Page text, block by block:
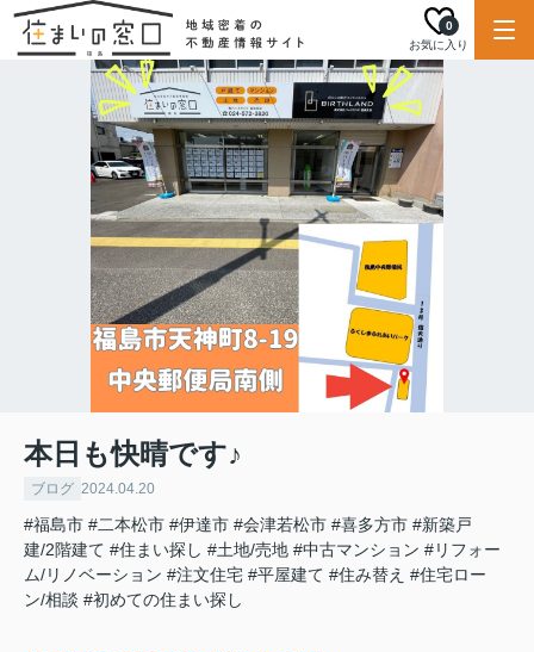
お気に入り
0
本日も快晴です♪
ブログ 2024.04.20
#福島市 #二本松市 #伊達市 #会津若松市 #喜多方市 #新築戸
建/2階建て #住まい探し #土地/売地 #中古マンション #リフォー
ム/リノベーション #注文住宅 #平屋建て #住み替え #住宅ロー
ン/相談 #初めての住まい探し